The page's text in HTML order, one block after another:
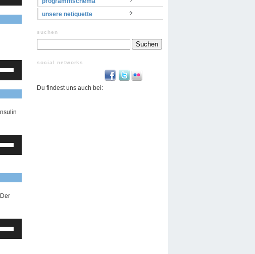
Runter
Runter
Runter
unsere netiquette
suchen
social networks
Du findest uns auch bei: